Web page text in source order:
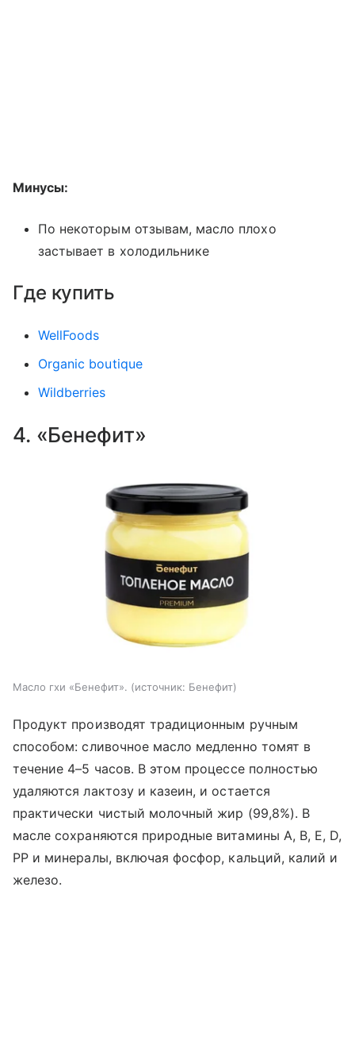
Минусы:
По некоторым отзывам, масло плохо
застывает в холодильнике
Где купить
WellFoods
Organic boutique
Wildberries
4. «Бенефит»
Масло гхи «Бенефит». источник: Бенефит
Продукт производят традиционным ручным
способом: сливочное масло медленно томят в
течение 4–5 часов. В этом процессе полностью
удаляются лактозу и казеин, и остается
практически чистый молочный жир (99,8%). В
масле сохраняются природные витамины А, В, Е, D,
РР и минералы, включая фосфор, кальций, калий и
железо.